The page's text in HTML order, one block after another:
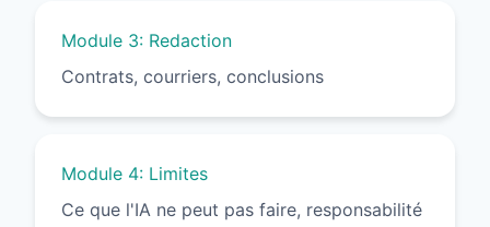
Module 3: Redaction
Contrats, courriers, conclusions
Module 4: Limites
Ce que l'IA ne peut pas faire, responsabilité